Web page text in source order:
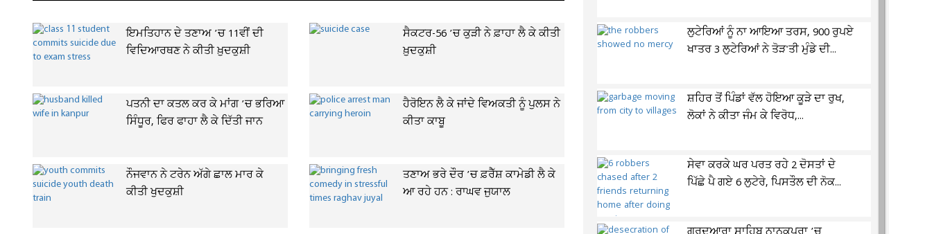
ਇਮਤਿਹਾਨ ਦੇ ਤਣਾਅ ’ਚ 11ਵੀਂ ਦੀ
ਵਿਦਿਆਰਥਣ ਨੇ ਕੀਤੀ ਖ਼ੁਦਕੁਸ਼ੀ
ਸੈਕਟਰ-56 ’ਚ ਕੁੜੀ ਨੇ ਫ਼ਾਹਾ ਲੈ ਕੇ ਕੀਤੀ
ਖ਼ੁਦਕੁਸ਼ੀ
ਪਤਨੀ ਦਾ ਕਤਲ ਕਰ ਕੇ ਮਾਂਗ ’ਚ ਭਰਿਆ
ਸਿੰਧੂਰ, ਫਿਰ ਫਾਹਾ ਲੈ ਕੇ ਦਿੱਤੀ ਜਾਨ
ਹੈਰੋਇਨ ਲੈ ਕੇ ਜਾਂਦੇ ਵਿਅਕਤੀ ਨੂੰ ਪੁਲਸ ਨੇ
ਕੀਤਾ ਕਾਬੂ
ਨੌਜਵਾਨ ਨੇ ਟਰੇਨ ਅੱਗੇ ਛਾਲ ਮਾਰ ਕੇ
ਕੀਤੀ ਖੁਦਕੁਸ਼ੀ
ਤਣਾਅ ਭਰੇ ਦੌਰ ’ਚ ਫ਼ਰੈੱਸ਼ ਕਾਮੇਡੀ ਲੈ ਕੇ
ਆ ਰਹੇ ਹਨ : ਰਾਘਵ ਜੁਯਾਲ
ਲੁਟੇਰਿਆਂ ਨੂੰ ਨਾ ਆਇਆ ਤਰਸ, 900 ਰੁਪਏ
ਖਾਤਰ 3 ਲੁਟੇਰਿਆਂ ਨੇ ਤੋੜ'ਤੀ ਮੁੰਡੇ ਦੀ...
ਸ਼ਹਿਰ ਤੋਂ ਪਿੰਡਾਂ ਵੱਲ ਹੋਇਆ ਕੂੜੇ ਦਾ ਰੁਖ,
ਲੋਕਾਂ ਨੇ ਕੀਤਾ ਜੰਮ ਕੇ ਵਿਰੋਧ,...
ਸੇਵਾ ਕਰਕੇ ਘਰ ਪਰਤ ਰਹੇ 2 ਦੋਸਤਾਂ ਦੇ
ਪਿੱਛੇ ਪੈ ਗਏ 6 ਲੁਟੇਰੇ, ਪਿਸਤੌਲ ਦੀ ਨੋਕ...